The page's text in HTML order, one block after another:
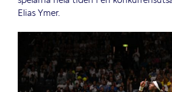
Elias Ymer.